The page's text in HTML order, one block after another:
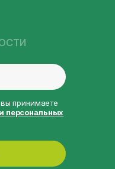
принимаете
персональных